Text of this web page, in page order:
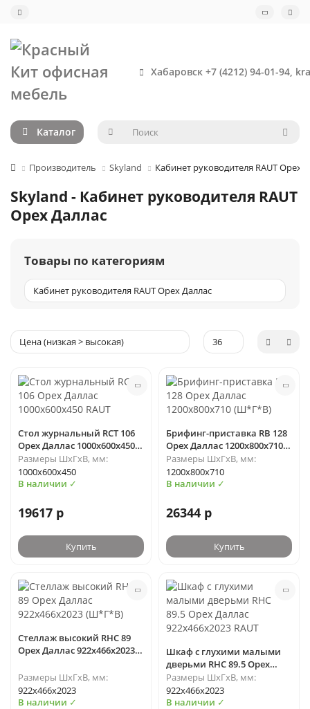
Хабаровск +7 (4212) 94-01-94,
Каталог
Производитель Skyland Кабинет руководителя RAUT Орех
Skyland - Кабинет руководителя RAUT
Орех Даллас
Товары по категориям
Стол журнальный RCT 106
Орех Даллас 1000х600х450
RAUT
Размеры ШхГхВ, мм:
1000х600х450
В наличии ✓
19617 р
Купить
Брифинг-приставка RB 128
Орех Даллас 1200х800х710
(Ш*Г*В)
Размеры ШхГхВ, мм:
1200х800х710
В наличии ✓
26344 р
Купить
Стеллаж высокий RHC 89
Орех Даллас 922х466х2023
Размеры ШхГхВ, мм:
922х466х2023
В наличии ✓
Шкаф с глухими малыми
дверьми RHC 89.5 Орех
Даллас 922х466х2023 RAUT
Размеры ШхГхВ, мм:
922х466х2023
В наличии ✓